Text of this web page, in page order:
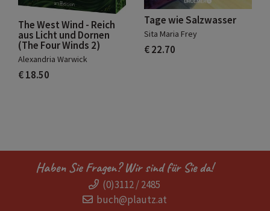
The West Wind - Reich
aus Licht und Dornen
(The Four Winds 2)
Alexandria Warwick
€ 18.50
Tage wie Salzwasser
Sita Maria Frey
€ 22.70
Haben Sie Fragen? Wir sind für Sie da!
(0)3112 / 2485
buch@plautz.at